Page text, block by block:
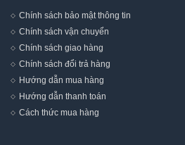
Chính sách bảo mật thông tin
Chính sách vận chuyển
Chính sách giao hàng
Chính sách đổi trả hàng
Hướng dẫn mua hàng
Hướng dẫn thanh toán
Cách thức mua hàng